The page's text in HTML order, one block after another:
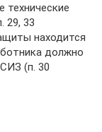
29, 33
находится
должно
(п. 30